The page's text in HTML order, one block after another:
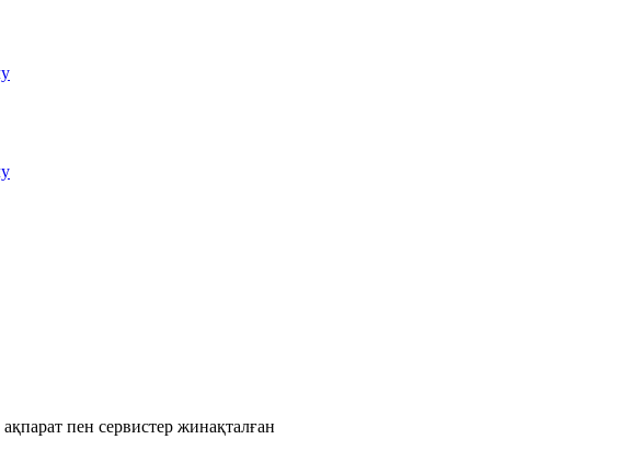
пен сервистер жинақталған